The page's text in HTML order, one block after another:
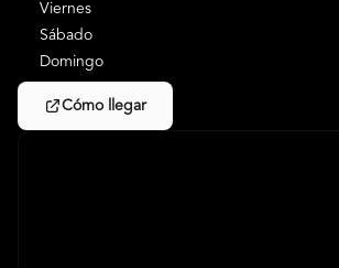
Viernes
Sábado
Domingo
Cómo llegar